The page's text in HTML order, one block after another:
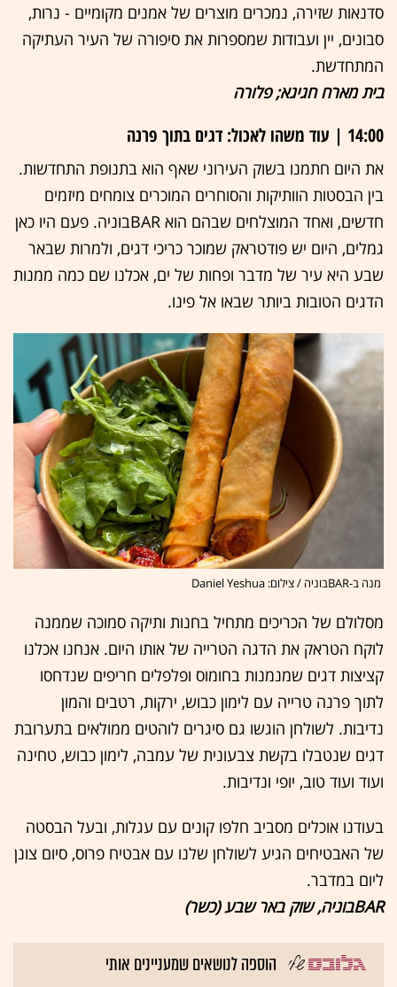
סדנאות שזירה, נמכרים מוצרים של אמנים מקומיים - נרות,
סבונים, יין ועבודות שמספרות את סיפורה של העיר העתיקה
המתחדשת.
בית מארח חגיגא; פלורה
14:00 | עוד משהו לאכול: דגים בתוך פרנה
את היום חתמנו בשוק העירוני שאף הוא בתנופת התחדשות.
בין הבסטות הוותיקות והסוחרים המוכרים צומחים מיזמים
חדשים, ואחד המוצלחים שבהם הוא BARבוניה. פעם היו כאן
גמלים, היום יש פודטראק שמוכר כריכי דגים, ולמרות שבאר
שבע היא עיר של מדבר ופחות של ים, אכלנו שם כמה ממנות
הדגים הטובות ביותר שבאו אל פינו.
מנה ב-BARבוניה / צילום: Daniel Yeshua
מסלולם של הכריכים מתחיל בחנות ותיקה סמוכה שממנה
לוקח הטראק את הדגה הטרייה של אותו היום. אנחנו אכלנו
קציצות דגים שמנמנות בחומוס ופלפלים חריפים שנדחסו
לתוך פרנה טרייה עם לימון כבוש, ירקות, רטבים והמון
נדיבות. לשולחן הוגשו גם סיגרים לוהטים ממולאים בתערובת
דגים שנטבלו בקשת צבעונית של עמבה, לימון כבוש, טחינה
ועוד ועוד טוב, יופי ונדיבות.
בעודנו אוכלים מסביב חלפו קונים עם עגלות, ובעל הבסטה
של האבטיחים הגיע לשולחן שלנו עם אבטיח פרוס, סיום צונן
ליום במדבר.
BARבוניה, שוק באר שבע (כשר)
הוספה לנושאים שמעניינים אותי